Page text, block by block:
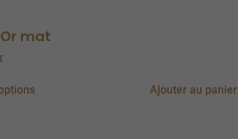
mat
Ajouter au panier